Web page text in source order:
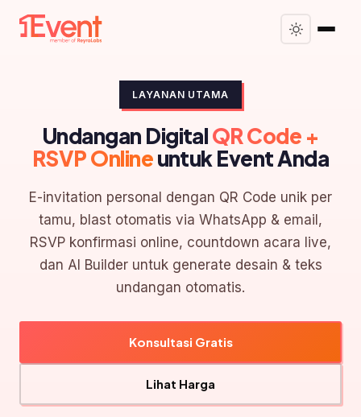
LAYANAN UTAMA
Undangan DigitalQR Code +
RSVP Onlineuntuk Event Anda
E-invitation personal dengan QR Code unik per
tamu, blast otomatis via WhatsApp & email,
RSVP konfirmasi online, countdown acara live,
dan AI Builder untuk generate desain & teks
undangan otomatis.
Konsultasi Gratis
Lihat Harga